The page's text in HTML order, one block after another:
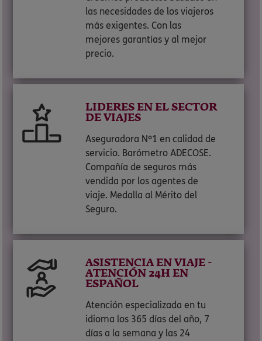
las necesidades de los viajeros
más exigentes. Con las
mejores garantías y al mejor
precio.
LIDERES EN EL SECTOR
DE VIAJES
Aseguradora Nº1 en calidad de
servicio. Barómetro ADECOSE.
Compañía de seguros más
vendida por los agentes de
viaje. Medalla al Mérito del
Seguro.
ASISTENCIA EN VIAJE -
ATENCIÓN 24H EN
ESPAÑOL
Atención especializada en tu
idioma los 365 días del año, 7
días a la semana y las 24